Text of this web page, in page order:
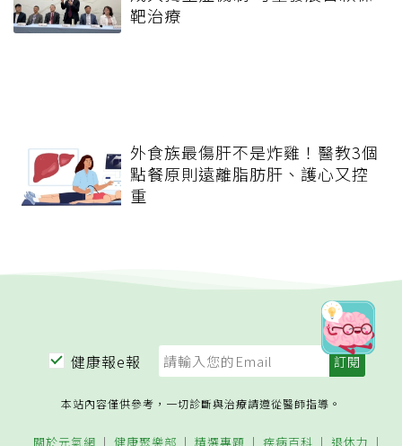
靶治療
外食族最傷肝不是炸雞！醫教3個
點餐原則遠離脂肪肝、護心又控
重
健康報e報
本站內容僅供參考，一切診斷與治療請遵從醫師指導。
關於元氣網 健康聚樂部 精選專題 疾病百科 退休力